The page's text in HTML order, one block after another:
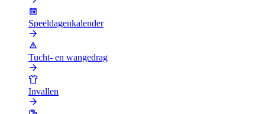
Speeldagenkalender
Tucht- en wangedrag
Invallen